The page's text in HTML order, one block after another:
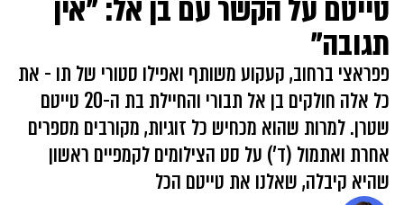
טייטם על הקשר עם בן אל: "אין
תגובה"
פפראצי ברחוב, קעקוע משותף ואפילו סטורי של תו - את
כל אלה חולקים בן אל תבורי והחיילת בת ה-20 טייטם
שטרן. למרות שהוא מכחיש כל זוגיות, מקורבים מספרים
אחרת ואתמול (ד') על סט הצילומים לקמפיים ראשון
שהיא קיבלה, שאלנו את טייטם הכל